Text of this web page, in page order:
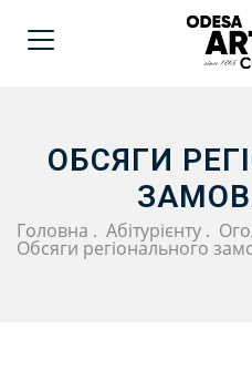
ОБСЯГИ
Головна . Абітурієнту .
Обсяги регіонального